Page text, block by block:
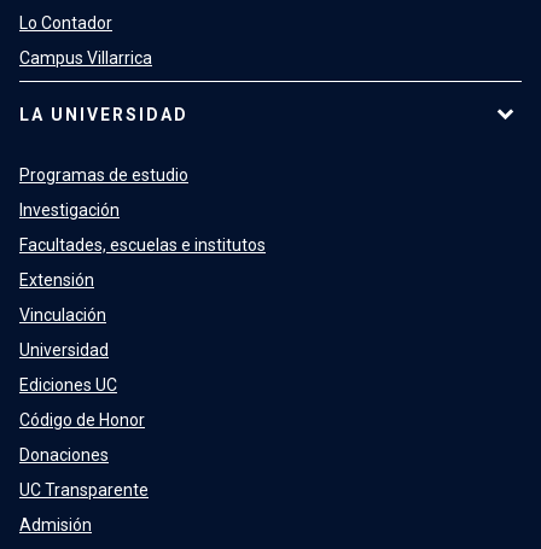
Lo Contador
Campus Villarrica
LA UNIVERSIDAD
Programas de estudio
Investigación
Facultades, escuelas e institutos
Extensión
Vinculación
Universidad
Ediciones UC
Código de Honor
Donaciones
UC Transparente
Admisión